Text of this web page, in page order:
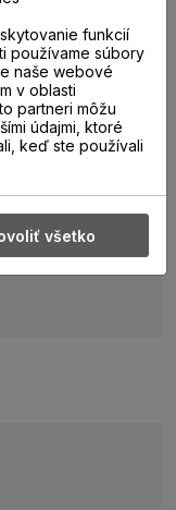
funkcií
používame súbory
naše webové
v oblasti
partneri môžu
údajmi, ktoré
keď ste používali
všetko